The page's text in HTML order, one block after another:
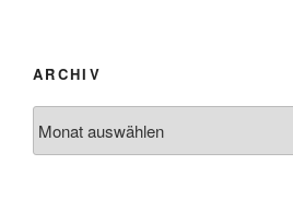
ARCHIV